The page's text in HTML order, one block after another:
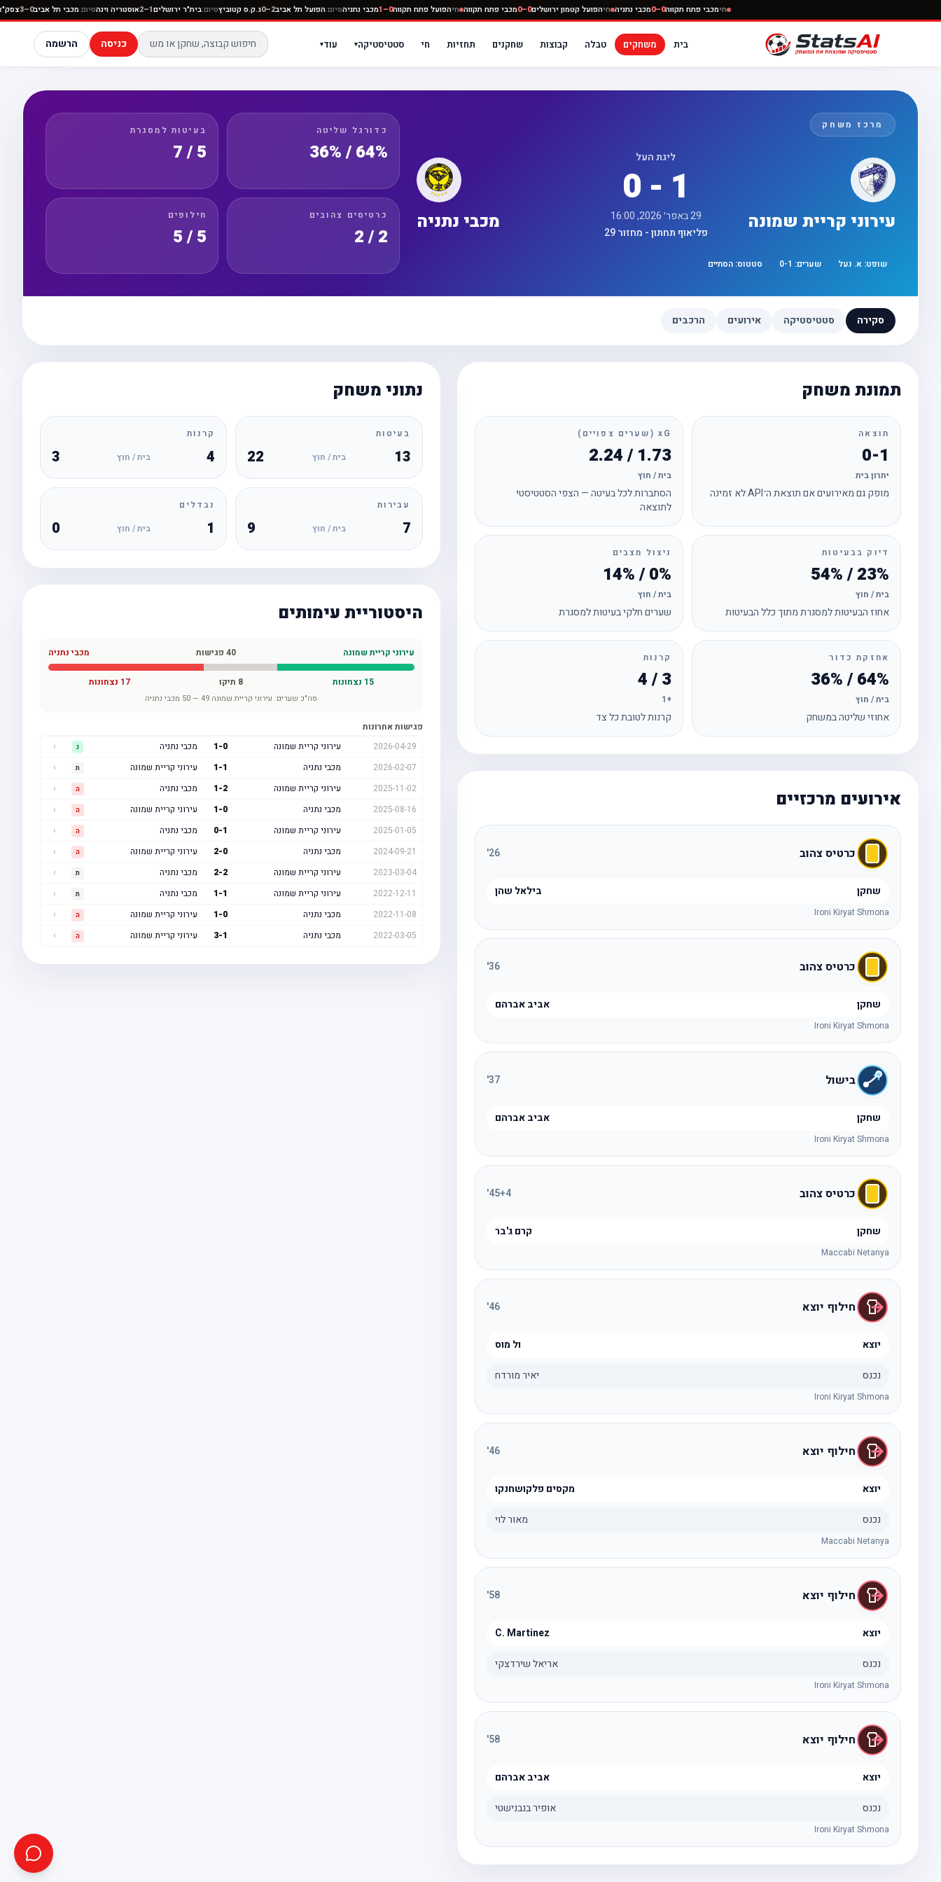
חימכבי פתח תקווה0–0 מכבי נתניה חיהפועל קטמון ירושלים0–0 מכבי פתח תקווה חיהפועל פתח תקווה0–1 מכבי נתניהסיום:הפועל תל אביב2–0 ג.ק.ס קטוביץסיום:בית"ר ירושלים1–2 אוסטריה וינהסיום:מכבי תל
בית משחקים טבלה קבוצות שחקנים תחזיות חי סטטיסטיקה▾ עוד▾ כניסה הרשמה
מרכז משחק
עירוני קריית שמונה
ליגת העל
0 - 1
29 באפר׳ 2026, 16:00
פליאוף תחתון - מחזור 29
מכבי נתניה
שופט: א. נעל שערים: 0-1 סטטוס: הסתיים
כדורגל שליטה
64% / 36%
בעיטות למסגרת
5 / 7
כרטיסים צהובים
2 / 2
חילופים
5 / 5
סקירה סטטיסטיקה אירועים הרכבים
תמונת משחק
תוצאה
0-1
יתרון בית
מופק גם מאירועים אם תוצאת ה־API לא זמינה
xG (שערים צפויים)
1.73 / 2.24
בית / חוץ
הסתברות לכל בעיטה — הצפי הסטטיסטי
לתוצאה
דיוק בבעיטות
23% / 54%
בית / חוץ
אחוז הבעיטות למסגרת מתוך כלל הבעיטות
ניצול מצבים
0% / 14%
בית / חוץ
שערים חלקי בעיטות למסגרת
אחזקת כדור
64% / 36%
בית / חוץ
אחוזי שליטה במשחק
קרנות
3 / 4
+1
קרנות לטובת כל צד
אירועים מרכזיים
כרטיס צהוב 26
'
שחקן בילאל שהן
Ironi Kiryat Shmona
כרטיס צהוב 36
'
שחקן אביב אברהם
Ironi Kiryat Shmona
בישול 37
'
שחקן אביב אברהם
Ironi Kiryat Shmona
כרטיס צהוב 45+4
'
שחקן קרם ג'בר
Maccabi Netanya
חילוף יוצא 46
'
יוצא ול מוס
נכנס יאיר מורדח
Ironi Kiryat Shmona
חילוף יוצא 46
'
יוצא מקסים פלקושחנקו
נכנס מאור לוי
Maccabi Netanya
חילוף יוצא 58
'
יוצא C. Martinez
נכנס אריאל שירדצקי
Ironi Kiryat Shmona
חילוף יוצא 58
'
יוצא אביב אברהם
נכנס אופיר בנבנישטי
Ironi Kiryat Shmona
נתוני משחק
בעיטות
13 בית / חוץ 22
קרנות
4 בית / חוץ 3
עבירות
7 בית / חוץ 9
נבדלים
1 בית / חוץ 0
היסטוריית עימותים
עירוני קריית שמונה 40פגישות מכבי נתניה
15 נצחונות 8 תיקו 17 נצחונות
סה"כ שערים: עירוני קריית שמונה 49
—
50 מכבי נתניה
פגישות אחרונות
2026-04-29
עירוני קריית שמונה 1-0 מכבי נתניה נ
›
2026-02-07
מכבי נתניה 1-1 עירוני קריית שמונה ת
›
2025-11-02
עירוני קריית שמונה 1-2 מכבי נתניה ה
›
2025-08-16
מכבי נתניה 1-0 עירוני קריית שמונה ה
›
2025-01-05
עירוני קריית שמונה 0-1 מכבי נתניה ה
›
2024-09-21
מכבי נתניה 2-0 עירוני קריית שמונה ה
›
2023-03-04
עירוני קריית שמונה 2-2 מכבי נתניה ת
›
2022-12-11
עירוני קריית שמונה 1-1 מכבי נתניה ת
›
2022-11-08
מכבי נתניה 1-0 עירוני קריית שמונה ה
›
2022-03-05
מכבי נתניה 3-1 עירוני קריית שמונה ה ›